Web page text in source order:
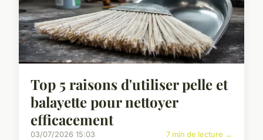
Top 5 raisons d'utiliser pelle et
balayette pour nettoyer
efficacement
03/07/2026 15:03 7 min de lecture →